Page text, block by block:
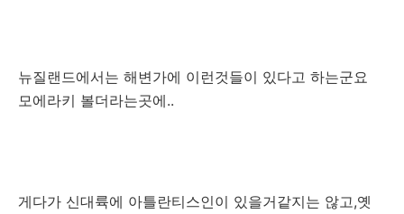
뉴질랜드에서는 해변가에 이런것들이 있다고 하는군요
모에라키 볼더라는곳에..
게다가 신대륙에 아틀란티스인이 있을거같지는 않고,옛